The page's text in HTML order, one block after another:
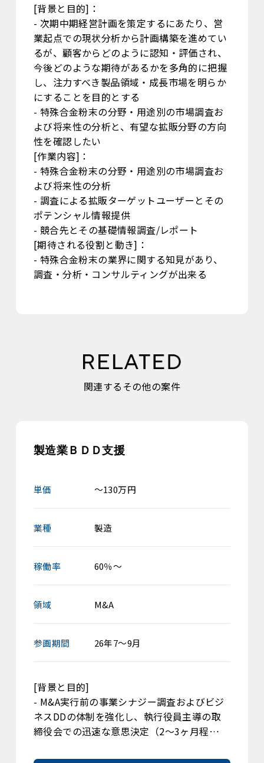
[背景と目的]：
- 次期中期経営計画を策定するにあたり、営
業起点での現状分析から計画構築を進めてい
るが、顧客からどのように認知・評価され、
今後どのような期待があるかを多角的に把握
し、注力すべき製品領域・成長市場を明らか
にすることを目的とする
- 特殊合金粉末の分野・用途別の市場調査お
よび将来性の分析と、有望な拡販分野の方向
性を確認したい
[作業内容]：
- 特殊合金粉末の分野・用途別の市場調査お
よび将来性の分析
- 調査による拡販ターゲットユーザーとその
ポテンシャル情報提供
- 競合先とその基礎情報調査/レポート
[期待される役割と動き]：
- 特殊合金粉末の業界に関する知見があり、
調査・分析・コンサルティングが出来る
関連するその他の案件
製造業ＢＤＤ支援
単価 ～130万円
業種 製造
稼働率 60％～
領域 M&A
参画期間 26年7～9月
[背景と目的]
- M&A実行前の事業シナジー調査およびビジ
ネスDDの体制を強化し、執行役員主導の取
締役会での迅速な意思決定（2〜3ヶ月程…